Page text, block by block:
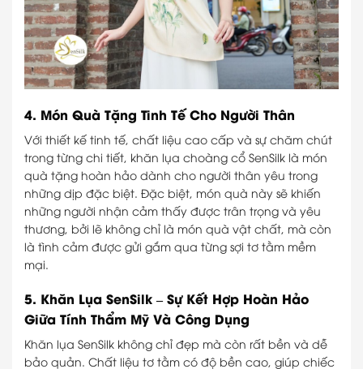
4. Món Quà Tặng Tinh Tế Cho Người Thân
Với thiết kế tinh tế, chất liệu cao cấp và sự chăm chút
trong từng chi tiết, khăn lụa choàng cổ SenSilk là món
quà tặng hoàn hảo dành cho người thân yêu trong
những dịp đặc biệt. Đặc biệt, món quà này sẽ khiến
những người nhận cảm thấy được trân trọng và yêu
thương, bởi lẽ không chỉ là món quà vật chất, mà còn
là tình cảm được gửi gắm qua từng sợi tơ tằm mềm
mại.
5. Khăn Lụa SenSilk – Sự Kết Hợp Hoàn Hảo
Giữa Tính Thẩm Mỹ Và Công Dụng
Khăn lụa SenSilk không chỉ đẹp mà còn rất bền và dễ
bảo quản. Chất liệu tơ tằm có độ bền cao, giúp chiếc